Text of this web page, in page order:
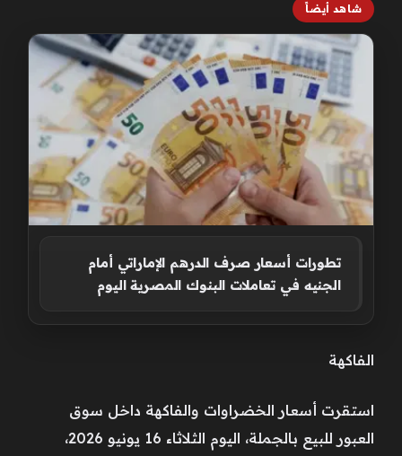
شاهد أيضاً
تطورات أسعار صرف الدرهم الإماراتي أمام
الجنيه في تعاملات البنوك المصرية اليوم
الفاكهة
استقرت أسعار الخضراوات والفاكهة داخل سوق
العبور للبيع بالجملة، اليوم الثلاثاء 16 يونيو 2026،